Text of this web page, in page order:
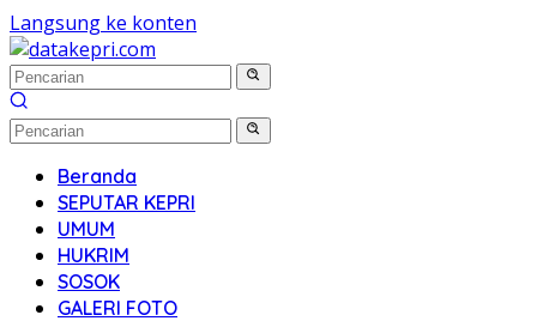
Langsung ke konten
Beranda
SEPUTAR KEPRI
UMUM
HUKRIM
SOSOK
GALERI FOTO